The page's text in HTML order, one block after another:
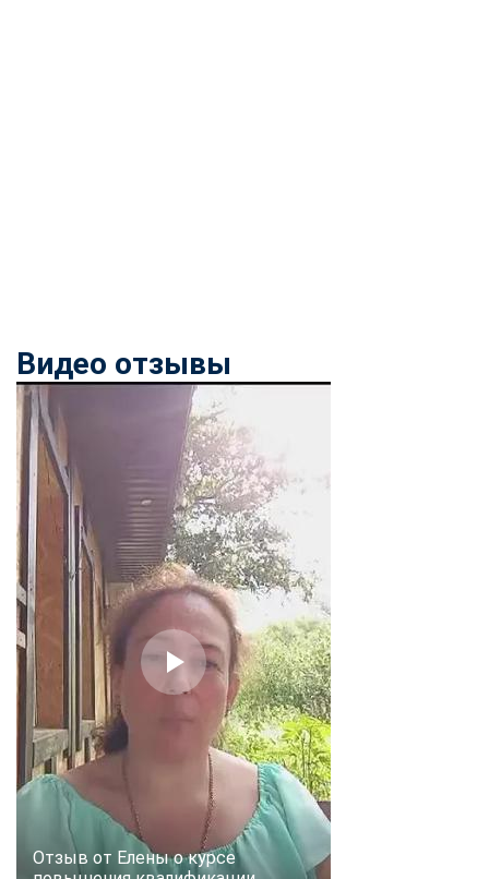
Видео отзывы
Отзыв от Елены о курсе